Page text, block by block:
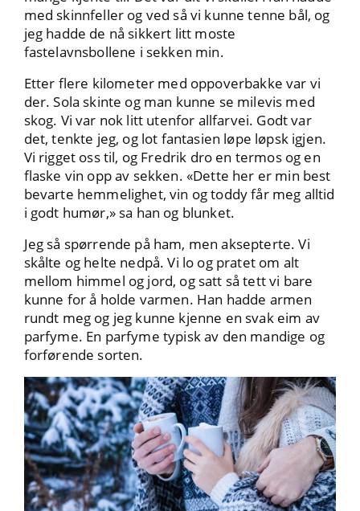
med skinnfeller og ved så vi kunne tenne bål, og
jeg hadde de nå sikkert litt moste
fastelavnsbollene i sekken min.
Etter flere kilometer med oppoverbakke var vi
der. Sola skinte og man kunne se milevis med
skog. Vi var nok litt utenfor allfarvei. Godt var
det, tenkte jeg, og lot fantasien løpe løpsk igjen.
Vi rigget oss til, og Fredrik dro en termos og en
flaske vin opp av sekken. «Dette her er min best
bevarte hemmelighet, vin og toddy får meg alltid
i godt humør,» sa han og blunket.
Jeg så spørrende på ham, men aksepterte. Vi
skålte og helte nedpå. Vi lo og pratet om alt
mellom himmel og jord, og satt så tett vi bare
kunne for å holde varmen. Han hadde armen
rundt meg og jeg kunne kjenne en svak eim av
parfyme. En parfyme typisk av den mandige og
forførende sorten.